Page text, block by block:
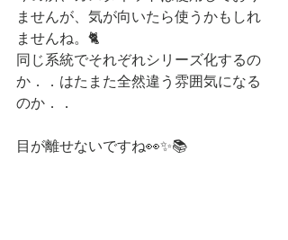
ませんが、気が向いたら使うかもしれ
ませんね。🐈
同じ系統でそれぞれシリーズ化するの
か．．はたまた全然違う雰囲気になる
のか．．
目が離せないですね👀✨📚